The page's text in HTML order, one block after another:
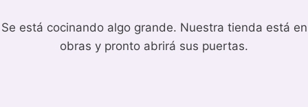
Se está cocinando algo grande. Nuestra tienda está en
obras y pronto abrirá sus puertas.